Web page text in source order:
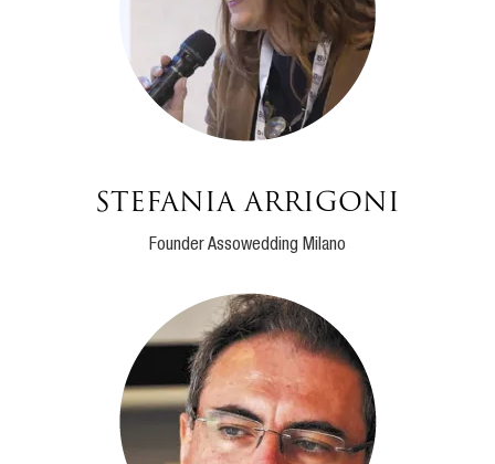
Stefania Arrigoni
Founder Assowedding Milano